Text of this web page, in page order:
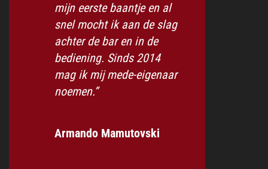
mijn eerste baantje en al
snel mocht ik aan de slag
achter de bar en in de
bediening. Sinds 2014
mag ik mij mede-eigenaar
noemen.”
Armando Mamutovski